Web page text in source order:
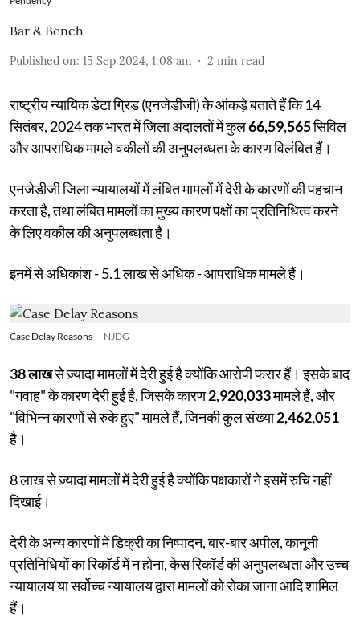
Bar & Bench
Published on: 15 Sep 2024, 1:08 am 2 min read
राष्ट्रीय न्यायिक डेटा ग्रिड (एनजेडीजी) के आंकड़े बताते हैं कि 14
सितंबर, 2024 तक भारत में जिला अदालतों में कुल66,59,565सिविल
और आपराधिक मामले वकीलों की अनुपलब्धता के कारण विलंबित हैं।
एनजेडीजी जिला न्यायालयों में लंबित मामलों में देरी के कारणों की पहचान
करता है, तथा लंबित मामलों का मुख्य कारण पक्षों का प्रतिनिधित्व करने
के लिए वकील की अनुपलब्धता है।
इनमें से अधिकांश - 5.1 लाख से अधिक - आपराधिक मामले हैं।
Case Delay Reasons NJDG
38 लाखसे ज़्यादा मामलों में देरी हुई है क्योंकि आरोपी फरार हैं। इसके बाद
"गवाह" के कारण देरी हुई है, जिसके कारण2,920,033मामले हैं, और
"विभिन्न कारणों से रुके हुए" मामले हैं, जिनकी कुल संख्या2,462,051
है।
8 लाख से ज़्यादा मामलों में देरी हुई है क्योंकि पक्षकारों ने इसमें रुचि नहीं
दिखाई।
देरी के अन्य कारणों में डिक्री का निष्पादन, बार-बार अपील, कानूनी
प्रतिनिधियों का रिकॉर्ड में न होना, केस रिकॉर्ड की अनुपलब्धता और उच्च
न्यायालय या सर्वोच्च न्यायालय द्वारा मामलों को रोका जाना आदि शामिल
हैं।